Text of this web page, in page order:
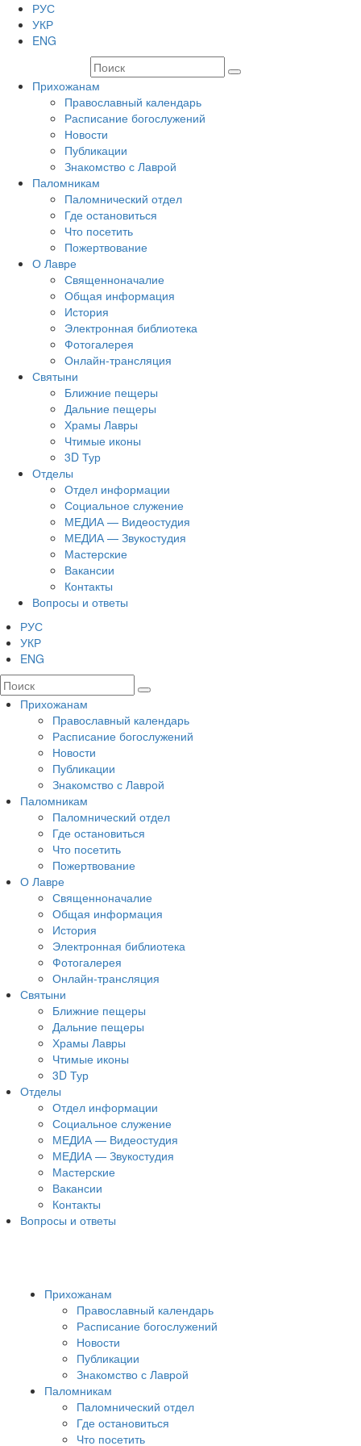
РУС
УКР
ENG
Прихожанам
Православный календарь
Расписание богослужений
Новости
Публикации
Знакомство с Лаврой
Паломникам
Паломнический отдел
Где остановиться
Что посетить
Пожертвование
О Лавре
Священноначалие
Общая информация
История
Электронная библиотека
Фотогалерея
Онлайн-трансляция
Святыни
Ближние пещеры
Дальние пещеры
Храмы Лавры
Чтимые иконы
3D Тур
Отделы
Отдел информации
Социальное служение
МЕДИА — Видеостудия
МЕДИА — Звукостудия
Мастерские
Вакансии
Контакты
Вопросы и ответы
РУС
УКР
ENG
Прихожанам
Православный календарь
Расписание богослужений
Новости
Публикации
Знакомство с Лаврой
Паломникам
Паломнический отдел
Где остановиться
Что посетить
Пожертвование
О Лавре
Священноначалие
Общая информация
История
Электронная библиотека
Фотогалерея
Онлайн-трансляция
Святыни
Ближние пещеры
Дальние пещеры
Храмы Лавры
Чтимые иконы
3D Тур
Отделы
Отдел информации
Социальное служение
МЕДИА — Видеостудия
МЕДИА — Звукостудия
Мастерские
Вакансии
Контакты
Вопросы и ответы
Прихожанам
Православный календарь
Расписание богослужений
Новости
Публикации
Знакомство с Лаврой
Паломникам
Паломнический отдел
Где остановиться
Что посетить